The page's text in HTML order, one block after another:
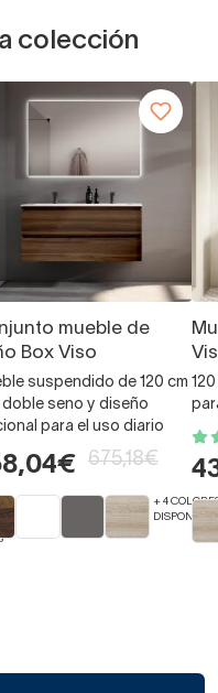
colección
mueble de
Box Viso
suspendido de 120 cm
seno y diseño
para el uso diario
675,18€
+ 4